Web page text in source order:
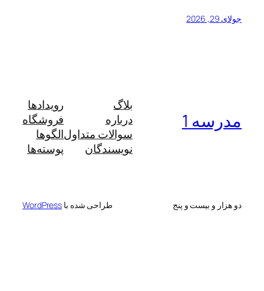
جولای 29, 2026
مدرسه 1
بلاگ
درباره
سوالات متداول
نویسندگان
رویدادها
فروشگاه
الگوها
پوسته‌ها
دو هزار و بیست و پنج طراحی شده با WordPress